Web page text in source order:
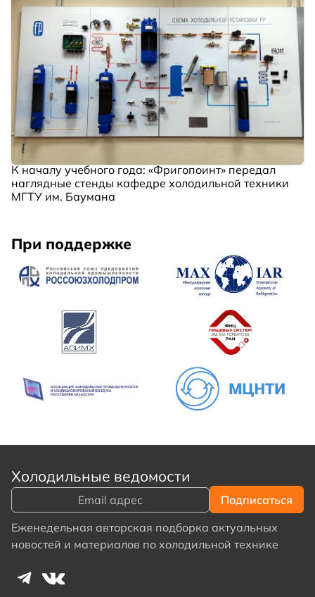
К началу учебного года: «Фригопоинт» передал
наглядные стенды кафедре холодильной техники
МГТУ им. Баумана
При поддержке
Холодильные ведомости
Еженедельная авторская подборка актуальных
новостей и материалов по холодильной технике